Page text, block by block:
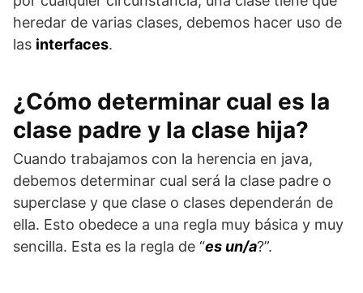
heredar de varias clases, debemos hacer uso de
las interfaces.
¿Cómo determinar cual es la
clase padre y la clase hija?
Cuando trabajamos con la herencia en java,
debemos determinar cual será la clase padre o
superclase y que clase o clases dependerán de
ella. Esto obedece a una regla muy básica y muy
sencilla. Esta es la regla de “es un/a?”.